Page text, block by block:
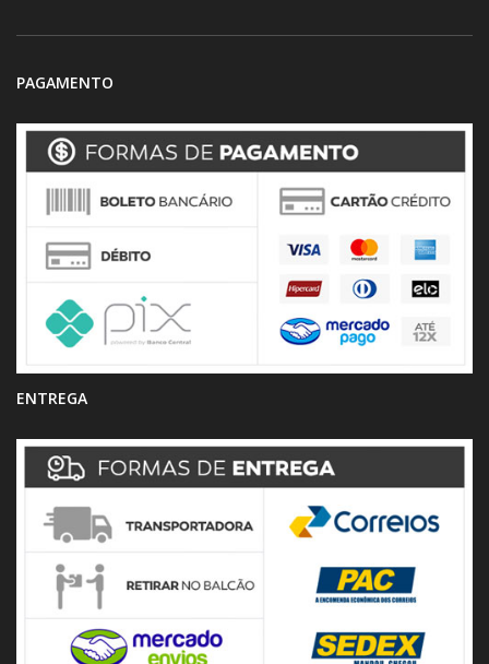
PAGAMENTO
ENTREGA